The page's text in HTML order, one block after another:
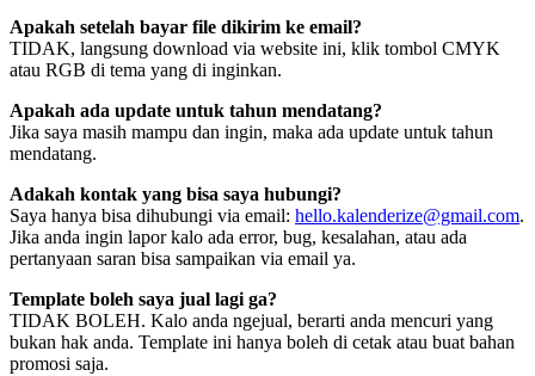
Apakah setelah bayar file dikirim ke email?
TIDAK, langsung download via website ini, klik tombol CMYK
atau RGB di tema yang di inginkan.
Apakah ada update untuk tahun mendatang?
Jika saya masih mampu dan ingin, maka ada update untuk tahun
mendatang.
Adakah kontak yang bisa saya hubungi?
Saya hanya bisa dihubungi via email: hello.kalenderize@gmail.com.
Jika anda ingin lapor kalo ada error, bug, kesalahan, atau ada
pertanyaan saran bisa sampaikan via email ya.
Template boleh saya jual lagi ga?
TIDAK BOLEH. Kalo anda ngejual, berarti anda mencuri yang
bukan hak anda. Template ini hanya boleh di cetak atau buat bahan
promosi saja.